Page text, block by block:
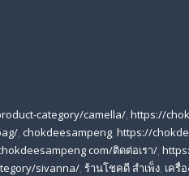
category/camella/, https://
, chokdeesampeng, https://
com/ติดต่อเรา/,
sivanna/, ร้านโชคดี สําเพ็ง, เครื่